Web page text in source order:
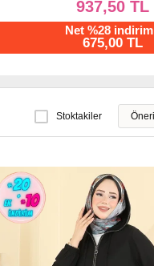
1.007,50 TL
Net %28 indirim
725,40 TL
Stoktakiler